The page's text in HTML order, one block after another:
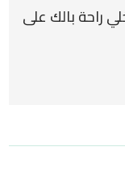
راحة بالك على